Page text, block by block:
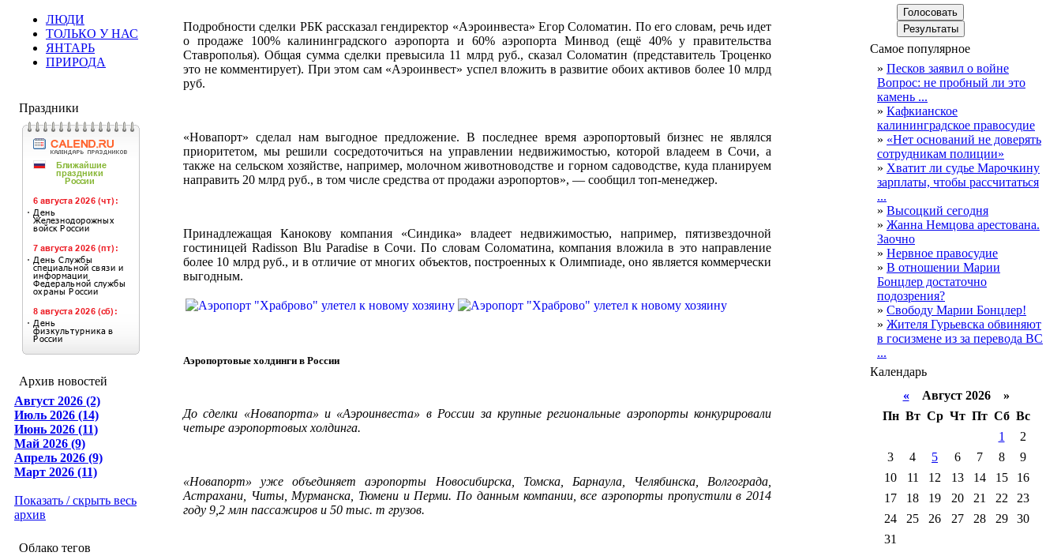
ЛЮДИ
ТОЛЬКО У НАС
ЯНТАРЬ
ПРИРОДА
Праздники
Архив новостей
Август 2026 (2)
Июль 2026 (14)
Июнь 2026 (11)
Май 2026 (9)
Апрель 2026 (9)
Март 2026 (11)
Показать / скрыть весь
архив
Облако тегов
Подробности сделки РБК рассказал гендиректор «Аэроинвеста» Егор Соломатин. По его словам, речь идет
о продаже 100% калининградского аэропорта и 60% аэропорта Минвод (ещё 40% у правительства
Ставрополья). Общая сумма сделки превысила 11 млрд руб., сказал Соломатин (представитель Троценко
это не комментирует). При этом сам «Аэроинвест» успел вложить в развитие обоих активов более 10 млрд
руб.
«Новапорт» сделал нам выгодное предложение. В последнее время аэропортовый бизнес не являлся
приоритетом, мы решили сосредоточиться на управлении недвижимостью, которой владеем в Сочи, а
также на сельском хозяйстве, например, молочном животноводстве и горном садоводстве, куда планируем
направить 20 млрд руб., в том числе средства от продажи аэропортов», — сообщил топ-менеджер.
Принадлежащая Канокову компания «Синдика» владеет недвижимостью, например,​ пятизвездочной
гостиницей Radisson Blu Paradise в Сочи. По словам Соломатина, компания вложила в это направление
более 10 млрд руб., и в отличие от многих объектов, построенных к Олимпиаде, оно является коммерчески
выгодным.
Аэропортовые холдинги в России
До сделки «Новапорта» и «Аэроинвеста» в России за крупные региональные аэропорты конкурировали
четыре аэропортовых холдинга.
«Новапорт» уже объединяет аэропорты Новосибирска, Томска, Барнаула, Челябинска, Волгограда,
Астрахани, Читы, Мурманска, Тюмени и Перми. По данным компании, все аэропорты пропустили в 2014
году 9,2 млн пассажиров и 50 тыс. т грузов.
Самое популярное
» Песков заявил о войне
Вопрос: не пробный ли это
камень ...
» Кафкианское
калининградское правосудие
» «Нет оснований не доверять
сотрудникам полиции»
» Хватит ли судье Марочкину
зарплаты, чтобы рассчитаться
...
» Высоцкий сегодня
» Жанна Немцова арестована.
Заочно
» Нервное правосудие
» В отношении Марии
Бонцлер достаточно
подозрения?
» Свободу Марии Бонцлер!
» Жителя Гурьевска обвиняют
в госизмене из за перевода ВС
...
Календарь
«Август 2026 »
Пн Вт Ср Чт Пт Сб Вс
1
2
3
4 5 6 7 8
9
10
11 12 13 14 15
16
17
18 19 20 21 22
23
24
25 26 27 28 29
30
31